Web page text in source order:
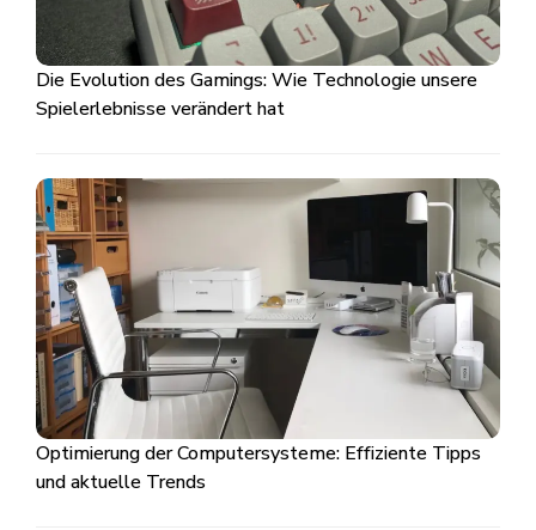
Die Evolution des Gamings: Wie Technologie unsere
Spielerlebnisse verändert hat
Optimierung der Computersysteme: Effiziente Tipps
und aktuelle Trends